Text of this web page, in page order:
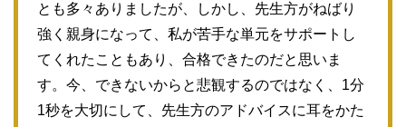
とも多々ありましたが、しかし、先生方がねばり
強く親身になって、私が苦手な単元をサポートし
てくれたこともあり、合格できたのだと思いま
す。今、できないからと悲観するのではなく、1分
1秒を大切にして、先生方のアドバイスに耳をかた